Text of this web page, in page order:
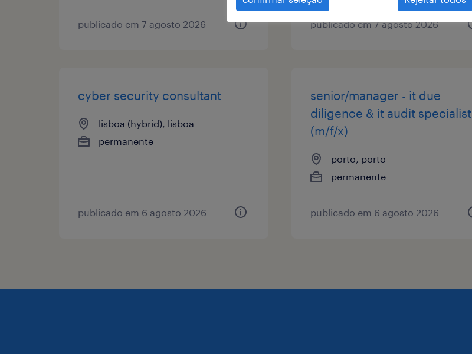
publicado em 7 agosto 2026 publicado em 7 agosto 2026
cyber security consultant
lisboa (hybrid), lisboa
permanente
publicado em 6 agosto 2026
senior/manager - it due
diligence & it audit specialist
(m/f/x)
porto, porto
permanente
publicado em 6 agosto 2026